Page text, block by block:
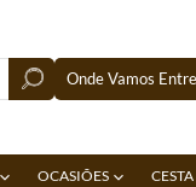
Onde Vamos
OCASIÕES